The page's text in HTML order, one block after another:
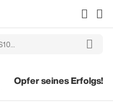
Opfer seines Erfolgs!